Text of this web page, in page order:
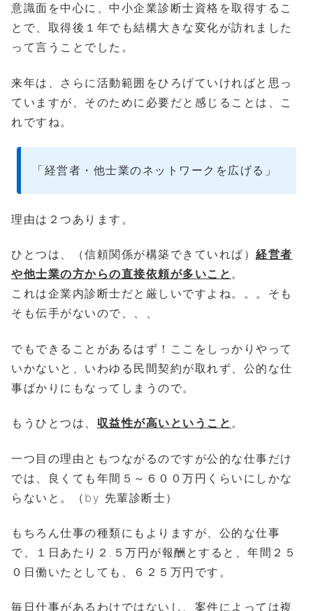
意識面を中心に、中小企業診断士資格を取得するこ
とで、取得後１年でも結構大きな変化が訪れました
って言うことでした。
来年は、さらに活動範囲をひろげていければと思っ
ていますが、そのために必要だと感じることは、こ
れですね。
「経営者・他士業のネットワークを広げる」
理由は２つあります。
ひとつは、（信頼関係が構築できていれば） 経営者
や他士業の方からの直接依頼が多いこと 。
これは企業内診断士だと厳しいですよね。。。そも
そも伝手がないので、、、
でもできることがあるはず！ここをしっかりやって
いかないと、いわゆる民間契約が取れず、公的な仕
事ばかりにもなってしまうので。
もうひとつは、 収益性が高いということ 。
一つ目の理由ともつながるのですが公的な仕事だけ
では、良くても年間５～６００万円くらいにしかな
らないと。（by 先輩診断士）
もちろん仕事の種類にもよりますが、公的な仕事
で、１日あたり２.５万円が報酬とすると、年間２５
０日働いたとしても、６２５万円です。
毎日仕事があるわけではないし、案件によっては複